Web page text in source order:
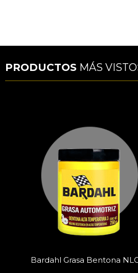
PRODUCTOS MÁS
Bardahl Grasa Bentona